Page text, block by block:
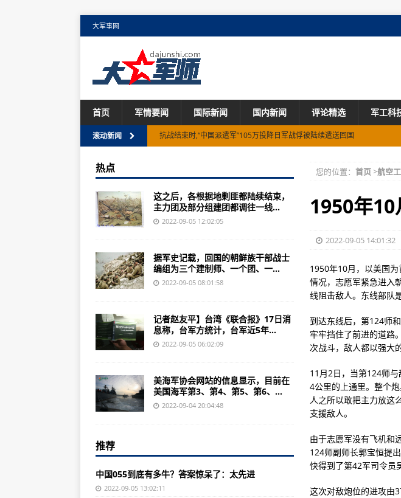
大军事网
首页 军情要闻 国际新闻 国内新闻 评论精选 军工科
滚动新闻
抗战结束时,“中国派遣军”105万投降日军战俘被陆续遣送回国
中国055到底有多牛？答案惊呆了：太先进
1947年印度不断战役爆发之前：刘伯承调拨500辆解放牌部队
中国核潜艇75艘美国拥有世界上最多核潜艇的国家
解放军特种部队特种部队于国外知名特种部队正式成立(图)
《心动的信号第三季》3位女嘉宾瞬间炸锅，这位男生真不简单！
海贼王：刀锋战士镭射看来用啊用啊方向还是个问题？
印自卫反击战之谜：边防部队撤退20千米对前来挑衅
美海军将发展12艘新一代战略威慑巡航，2031计划2021财年开始建造
坚定地朝着培育具有全球竞争力的世界一流防务集团方向迈进
印度推行“前进政策”：敌人不投降还胆敢还击
《红海行动》里虚构的舰载察打一体无人机成为战场上的明星装备
印边境自卫反击战的背景说起，干起了小人的勾当
歼10C的出口版歼10CE，美军F35也是单发战斗机
您的位置： 首页>航空
1950年10
2022-09-05 14:01:32
1950年10月，以美国为
情况，志愿军紧急进入
线阻击敌人。东线部队
到达东线后，第124师
牢牢挡住了前进的道路
次战斗，敌人都以强大
11月2日，当第124师
4公里的上通里。整个
人之所以敢把主力放这
支援敌人。
由于志愿军没有飞机和
124师副师长郭宝恒提
快得到了第42军司令员
这次对敌炮位的进攻由
热点
这之后，各根据地剿匪都陆续结束，
主力团及部分组建团都调往一线...
2022-09-05 12:02:05
据军史记载，回国的朝鲜族干部战士
编组为三个建制师、一个团、一...
2022-09-05 08:01:58
记者赵友平】台湾《联合报》17日消
息称，台军方统计，台军近5年...
2022-09-05 06:02:09
美海军协会网站的信息显示，目前在
美国海军第3、第4、第5、第6、...
2022-09-04 20:04:48
推荐
中国055到底有多牛？答案惊呆了：太先进
2022-09-05 13:02:11